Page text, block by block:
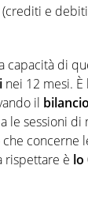
(crediti e
capacità di
nei 12 mesi. È
il
le sessioni di
concerne
rispettare è lo